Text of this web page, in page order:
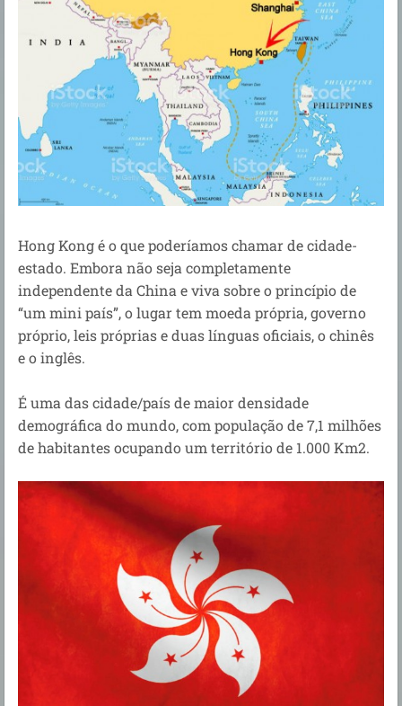
Hong Kong é o que poderíamos chamar de cidade-
estado. Embora não seja completamente
independente da China e viva sobre o princípio de
“um mini país”, o lugar tem moeda própria, governo
próprio, leis próprias e duas línguas oficiais, o chinês
e o inglês.
É uma das cidade/país de maior densidade
demográfica do mundo, com população de 7,1 milhões
de habitantes ocupando um território de 1.000 Km2.